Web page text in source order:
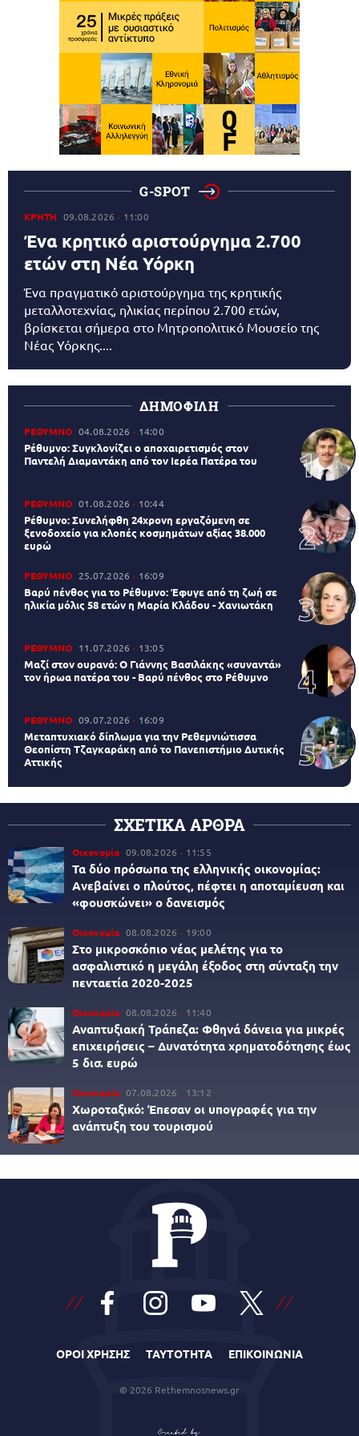
G-SPOT
ΚΡΗΤΗ 09.08.2026 11:00
Ένα κρητικό αριστούργημα 2.700
ετών στη Νέα Υόρκη
Ένα πραγματικό αριστούργημα της κρητικής
μεταλλοτεχνίας, ηλικίας περίπου 2.700 ετών,
βρίσκεται σήμερα στο Μητροπολιτικό Μουσείο της
Νέας Υόρκης....
ΔΗΜΟΦΙΛΗ
ΡΕΘΥΜΝΟ 04.08.2026 14:00
Ρέθυμνο: Συγκλονίζει ο αποχαιρετισμός στον
Παντελή Διαμαντάκη από τον Ιερέα Πατέρα του
ΡΕΘΥΜΝΟ 01.08.2026 10:44
Ρέθυμνο: Συνελήφθη 24χρονη εργαζόμενη σε
ξενοδοχείο για κλοπές κοσμημάτων αξίας 38.000
ευρώ
ΡΕΘΥΜΝΟ 25.07.2026 16:09
Βαρύ πένθος για το Ρέθυμνο: Έφυγε από τη ζωή σε
ηλικία μόλις 58 ετών η Μαρία Κλάδου - Χανιωτάκη
ΡΕΘΥΜΝΟ 11.07.2026 13:05
Μαζί στον ουρανό: Ο Γιάννης Βασιλάκης «συναντά»
τον ήρωα πατέρα του - Βαρύ πένθος στο Ρέθυμνο
ΡΕΘΥΜΝΟ 09.07.2026 16:09
Μεταπτυχιακό δίπλωμα για την Ρεθεμνιώτισσα
Θεοπίστη Τζαγκαράκη από το Πανεπιστήμιο Δυτικής
Αττικής
ΣΧΕΤΙΚΑ ΑΡΘΡΑ
Οικονομία 09.08.2026 11:55
Τα δύο πρόσωπα της ελληνικής οικονομίας:
Aνεβαίνει ο πλούτος, πέφτει η αποταμίευση και
«φουσκώνει» ο δανεισμός
Οικονομία 08.08.2026 19:00
Στο μικροσκόπιο νέας μελέτης για το
ασφαλιστικό η μεγάλη έξοδος στη σύνταξη την
πενταετία 2020-2025
Οικονομία 08.08.2026 11:40
Αναπτυξιακή Τράπεζα: Φθηνά δάνεια για μικρές
επιχειρήσεις – Δυνατότητα χρηματοδότησης έως
5 δισ. ευρώ
Οικονομία 07.08.2026 13:12
Χωροταξικό: Έπεσαν οι υπογραφές για την
ανάπτυξη του τουρισμού
ΟΡΟΙ ΧΡΗΣΗΣ ΤΑΥΤΟΤΗΤΑ ΕΠΙΚΟΙΝΩΝΙΑ
© 2026 Rethemnosnews.gr